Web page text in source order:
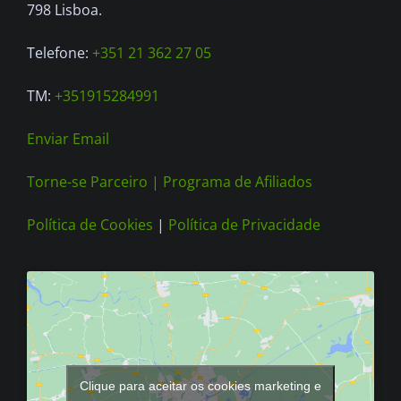
product
798 Lisboa.
Telefone: +351 21 362 27 05
TM: +351915284991
Enviar Email
Torne-se Parceiro | Programa de Afiliados
Política de Cookies | Política de Privacidade
Clique para aceitar os cookies marketing e